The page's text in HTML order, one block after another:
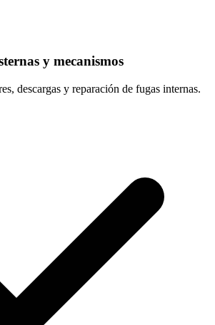
y mecanismos
descargas y reparación de fugas internas.